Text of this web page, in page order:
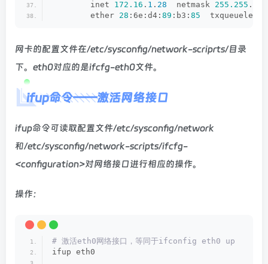
        inet
172.16 . 1 . 28
  netmask
255.255 .
        ether
28 :6e:d4: 89 :b3: 85
  txqueuelen
网卡的配置文件在/etc/sysconfig/network-scriprts/目录
下。eth0对应的是ifcfg-eth0文件。
ifup命令——激活网络接口
ifup命令可读取配置文件/etc/sysconfig/network
和/etc/sysconfig/network-scripts/ifcfg-
<configuration>对网络接口进行相应的操作。
操作：
# 激活eth0网络接口，等同于ifconfig eth0 up
ifup eth0